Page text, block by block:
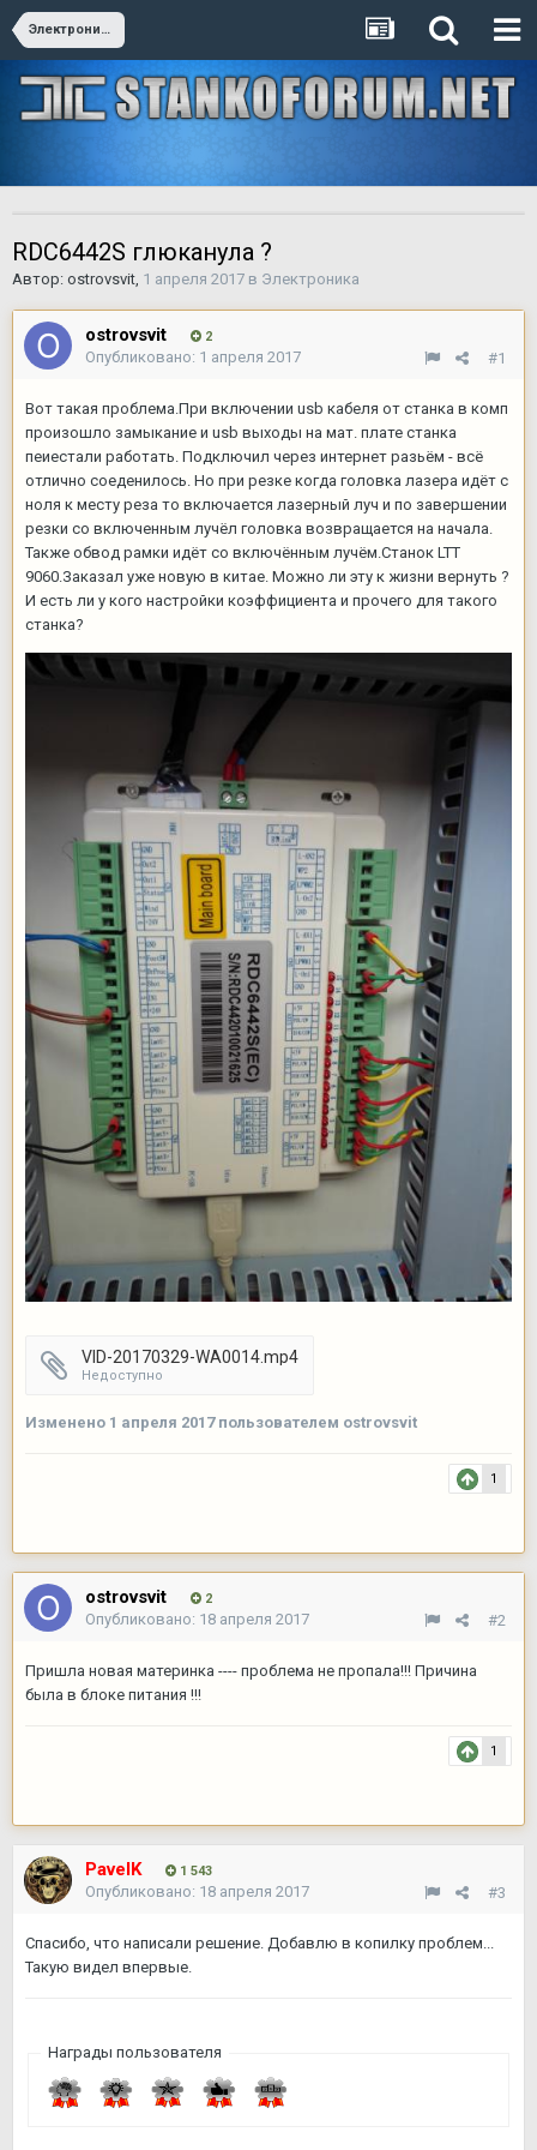
Электроника
RDC6442S глюканула ?
Автор: ostrovsvit, 1 апреля 2017 в Электроника
ostrovsvit 2
#1
Опубликовано: 1 апреля 2017
Вот такая проблема.При включении usb кабеля от станка в комп
произошло замыкание и usb выходы на мат. плате станка
пеиестали работать. Подключил через интернет разьём - всё
отлично соеденилось. Но при резке когда головка лазера идёт с
ноля к месту реза то включается лазерный луч и по завершении
резки со включенным лучёл головка возвращается на начала.
Также обвод рамки идёт со включённым лучём.Станок LTT
9060.Заказал уже новую в китае. Можно ли эту к жизни вернуть ?
И есть ли у кого настройки коэффициента и прочего для такого
станка?
VID-20170329-WA0014.mp4
Недоступно
Изменено 1 апреля 2017пользователем ostrovsvit
1
ostrovsvit 2
#2
Опубликовано: 18 апреля 2017
Пришла новая материнка ---- проблема не пропала!!! Причина
была в блоке питания !!!
1
PavelK 1 543
#3
Опубликовано: 18 апреля 2017
Спасибо, что написали решение. Добавлю в копилку проблем...
Такую видел впервые.
Награды пользователя